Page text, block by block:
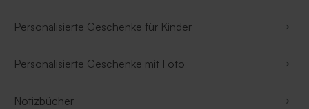
Personalisierte Geschenke für Kinder
Personalisierte Geschenke mit Foto
Notizbücher